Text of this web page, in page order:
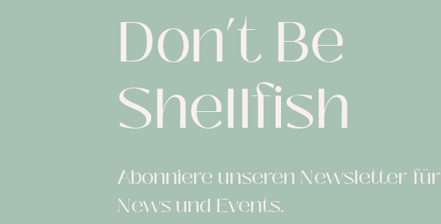
Don’t Be
Shellfish
Abonniere unseren Newsletter für
News und Events.